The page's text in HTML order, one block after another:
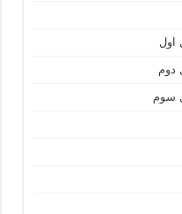
اول
دوم
سوم